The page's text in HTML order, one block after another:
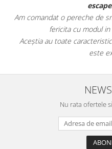
Am comandat o pereche de
fericita cu modul
Aceștia au toate
este
Nu rata ofertele